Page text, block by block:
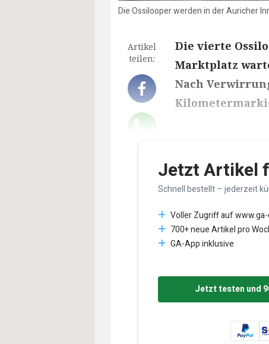
Die Ossilooper werden in der Auricher
Artikel
teilen:
Die vierte
Marktplatz
Nach
Jetzt Artikel
Schnell bestellt – jederzeit
Voller Zugriff auf
700+ neue Artikel pro
GA-App inklusive
Jetzt testen und